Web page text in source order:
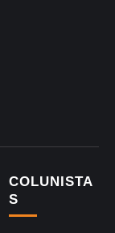
COLUNISTA
S